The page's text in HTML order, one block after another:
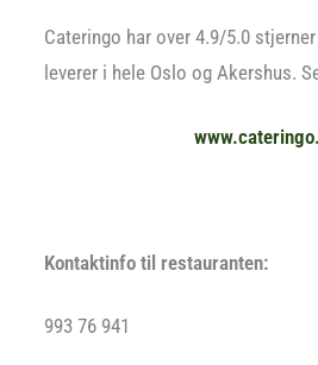
Cateringo har over 4.9/5.0
leverer i hele Oslo og Akershus.
Kontaktinfo til restauranten:
993 76 941